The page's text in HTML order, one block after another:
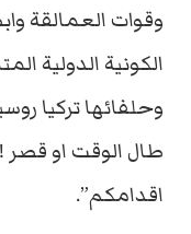
وقوات العمالقة
الكونية الدولية
وحلفائها تركيا
طال الوقت او قصر !
اقدامكم”.